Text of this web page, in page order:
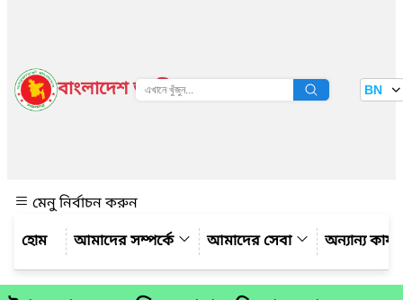
বাংলাদেশ জাতীয় তথ্য বাতায়ন BN
মেনু নির্বাচন করুন
আমাদের সম্পর্কে
আমাদের সেবা অন্যান্য